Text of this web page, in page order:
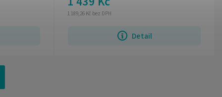
1 189,26 Kč bez DPH
Detail